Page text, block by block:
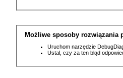
Możliwe sposoby rozwiązania
Uruchom narzędzie
Ustal, czy za ten błąd